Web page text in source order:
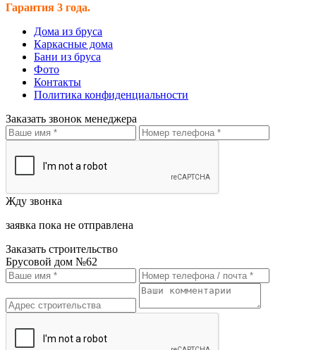
Гарантия 3 года.
Дома из бруса
Каркасные дома
Бани из бруса
Фото
Контакты
Политика конфиденциальности
Заказать звонок менеджера
Жду звонка
заявка пока не отправлена
Заказать строительство
Брусовой дом №62